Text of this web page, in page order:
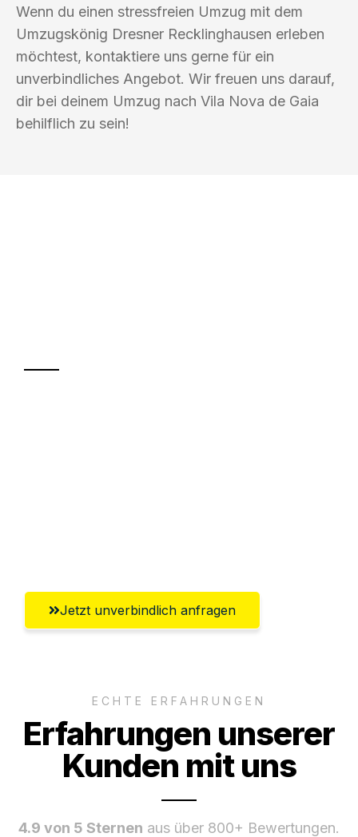
Wenn du einen stressfreien Umzug mit dem
Umzugskönig Dresner Recklinghausen erleben
möchtest, kontaktiere uns gerne für ein
unverbindliches Angebot. Wir freuen uns darauf,
dir bei deinem Umzug nach Vila Nova de Gaia
behilflich zu sein!
Jetzt unverbindlich anfragen
ECHTE ERFAHRUNGEN
Erfahrungen unserer
Kunden mit uns
4.9 von 5 Sternen aus über 800+ Bewertungen.